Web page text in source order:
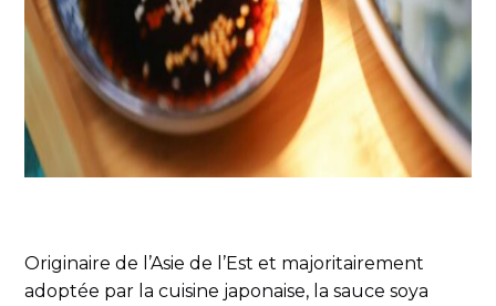
Originaire de l’Asie de l’Est et majoritairement
adoptée par la cuisine japonaise, la sauce soya